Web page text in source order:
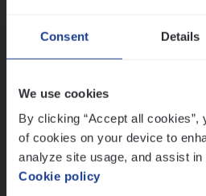
Consent Details
We use cookies
By clicking “Accept all cookies”,
of cookies on your device to
analyze site usage, and assist
Cookie policy
Ons